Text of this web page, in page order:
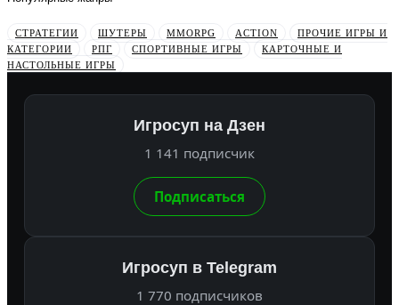
СТРАТЕГИИ ШУТЕРЫ MMORPG ACTION
ПРОЧИЕ ИГРЫ И
КАТЕГОРИИ
РПГ СПОРТИВНЫЕ ИГРЫ
КАРТОЧНЫЕ И
НАСТОЛЬНЫЕ ИГРЫ
Игросуп на Дзен
1 141 подписчик
Подписаться
Игросуп в Telegram
1 770 подписчиков